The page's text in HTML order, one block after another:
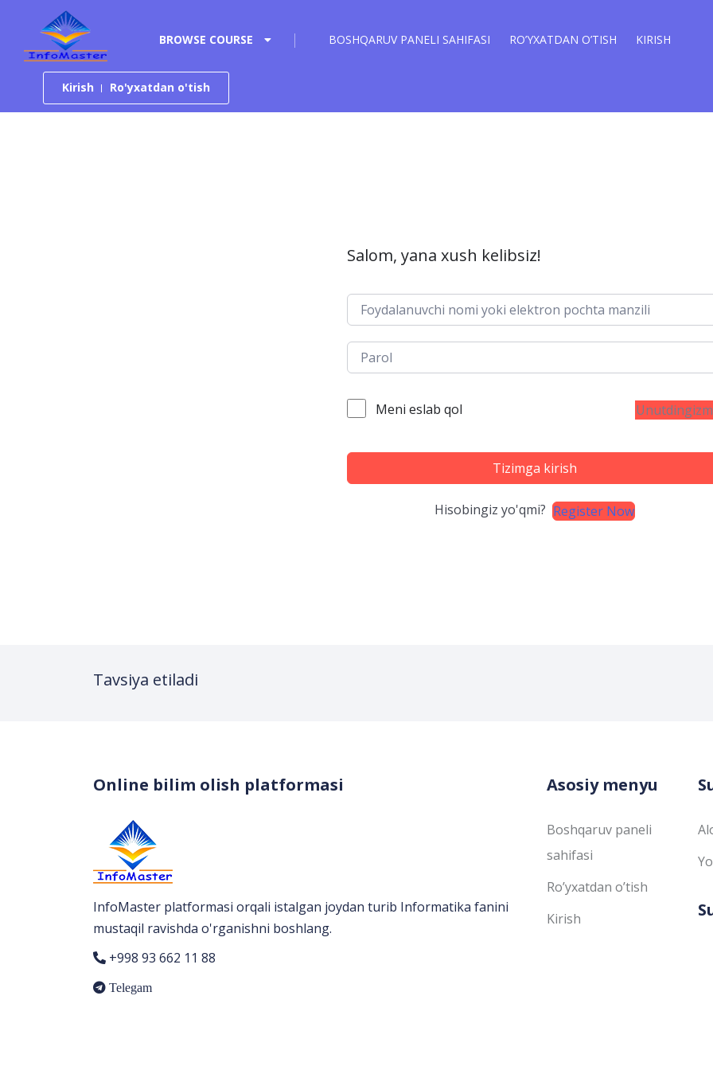
Tarkibga o‘tish
BROWSE COURSE BOSHQARUV PANELI SAHIFASI RO’YXATDAN O’TISH KIRISH
Kirish Ro'yxatdan o'tish
Salom, yana xush kelibsiz!
Meni eslab qol
Tizimga kirish
Hisobingiz yo'qmi? Register Now
Tavsiya etiladi
Online bilim olish platformasi
InfoMaster platformasi orqali istalgan joydan turib Informatika fanini
mustaqil ravishda o'rganishni boshlang.
+998 93 662 11 88
Telegam
Asosiy menyu
Boshqaruv paneli
sahifasi
Ro’yxatdan o’tish
Kirish